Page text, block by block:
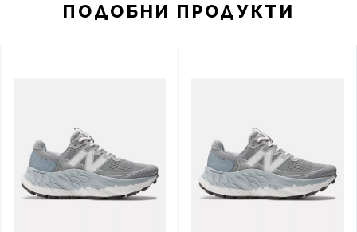
ПОДОБНИ ПРОДУКТИ